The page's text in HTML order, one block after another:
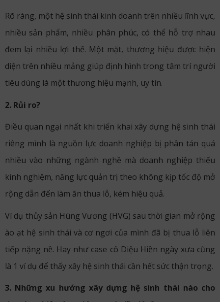
Rõ ràng, một hệ sinh thái kinh doanh trên nhiều lĩnh vực,
nhiều sản phẩm, nhiều phân phúc, có thể hỗ trợ nhau
đem lại nhiều lợi thế. Một mặt, thương hiệu được hiện
diện trên nhiều mảng giúp định hình trong tâm trí người
tiêu dùng là một thương hiệu mạnh, uy tín.
2. Rủi ro?
Điều quan ngại nhất khi triển khai xây dựng hệ sinh thái
riêng mình là nguồn lực doanh nghiệp bị phân tán quá
nhiều vào những ngành nghề mà doanh nghiệp thiếu
kinh nghiệm, năng lực quản trị theo không kịp tốc độ mở
rộng dẫn đến làm ăn thua lỗ, kém hiệu quả.
Ví dụ thủy sản Hùng Vương (HVG) sau thời gian mở rộng
ào ạt hệ sinh thái và cơ ngơi của mình đã bị thua lỗ liên
tiếp nặng nề. Hay như case cô Diệu Hiền ngày xưa cũng
là 1 ví dụ để thấy xây hệ sinh thái cần hết sức thận trọng.
3. Những xu hướng xây dựng hệ sinh thái nào cho